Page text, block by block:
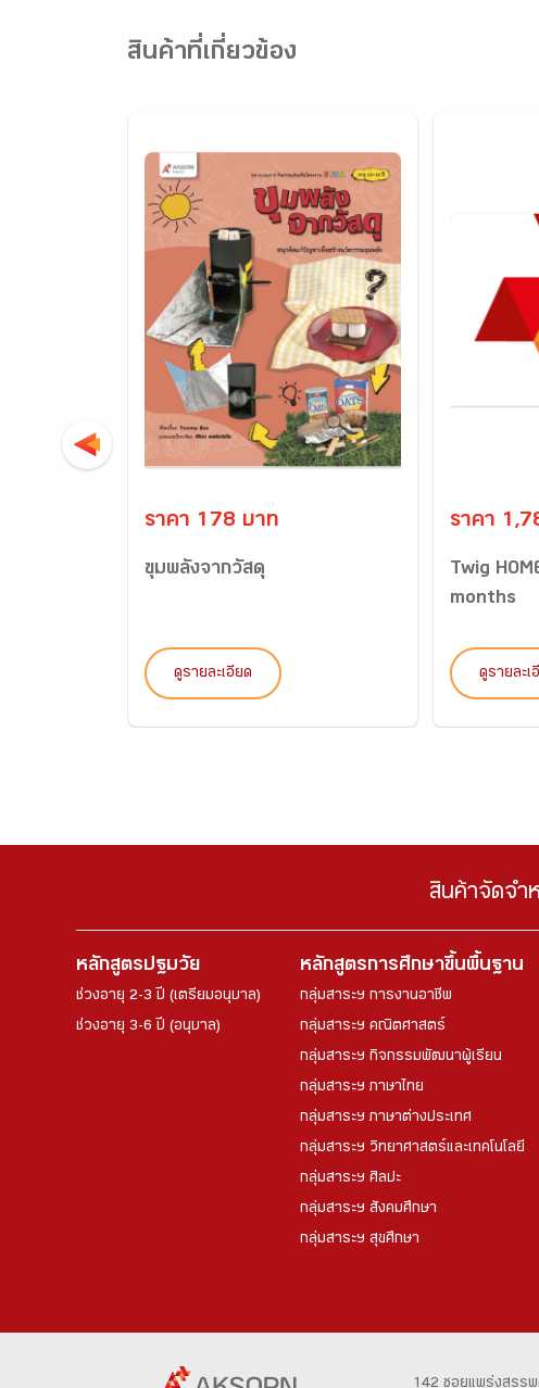
สินค้าที่เกี่ยวข้อง
ราคา 178 บาท
ขุมพลังจากวัสดุ
ดูรายละเอียด
ราคา
Twig
months
ดูรายละเ
สินค้าจัดจำ
หลักสูตรปฐมวัย
ช่วงอายุ 2-3 ปี (เตรียมอนุบาล)
ช่วงอายุ 3-6 ปี (อนุบาล)
หลักสูตรการศึกษาขึ้นพื้นฐาน
กลุ่มสาระฯ การงานอาชีพ
กลุ่มสาระฯ คณิตศาสตร์
กลุ่มสาระฯ กิจกรรมพัฒนาผู้เรียน
กลุ่มสาระฯ ภาษาไทย
กลุ่มสาระฯ ภาษาต่างประเทศ
กลุ่มสาระฯ วิทยาศาสตร์และเทคโนโลยี
กลุ่มสาระฯ ศิลปะ
กลุ่มสาระฯ สังคมศึกษา
กลุ่มสาระฯ สุขศึกษา
142 ซอยแพร่งสรร